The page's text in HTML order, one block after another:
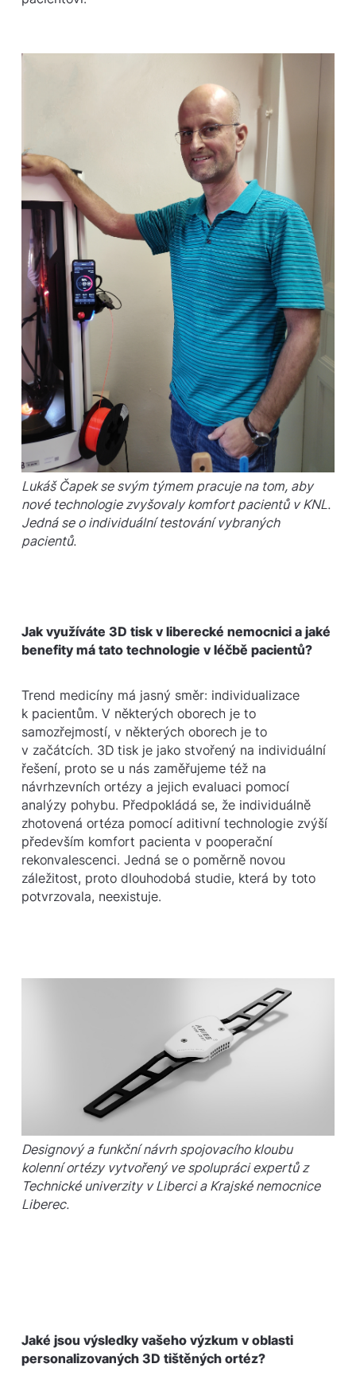
Lukáš Čapek se svým týmem pracuje na tom, aby
nové technologie zvyšovaly komfort pacientů v KNL.
Jedná se o individuální testování vybraných
pacientů.
Jak využíváte 3D tisk v liberecké nemocnici a jaké
benefity má tato technologie v léčbě pacientů?
Trend medicíny má jasný směr: individualizace
k pacientům. V některých oborech je to
samozřejmostí, v některých oborech je to
v začátcích. 3D tisk je jako stvořený na individuální
řešení, proto se u nás zaměřujeme též na
návrhzevních ortézy a jejich evaluaci pomocí
analýzy pohybu. Předpokládá se, že individuálně
zhotovená ortéza pomocí aditivní technologie zvýší
především komfort pacienta v pooperační
rekonvalescenci. Jedná se o poměrně novou
záležitost, proto dlouhodobá studie, která by toto
potvrzovala, neexistuje.
Designový a funkční návrh spojovacího kloubu
kolenní ortézy vytvořený ve spolupráci expertů z
Technické univerzity v Liberci a Krajské nemocnice
Liberec.
Jaké jsou výsledky vašeho výzkum v oblasti
personalizovaných 3D tištěných ortéz?